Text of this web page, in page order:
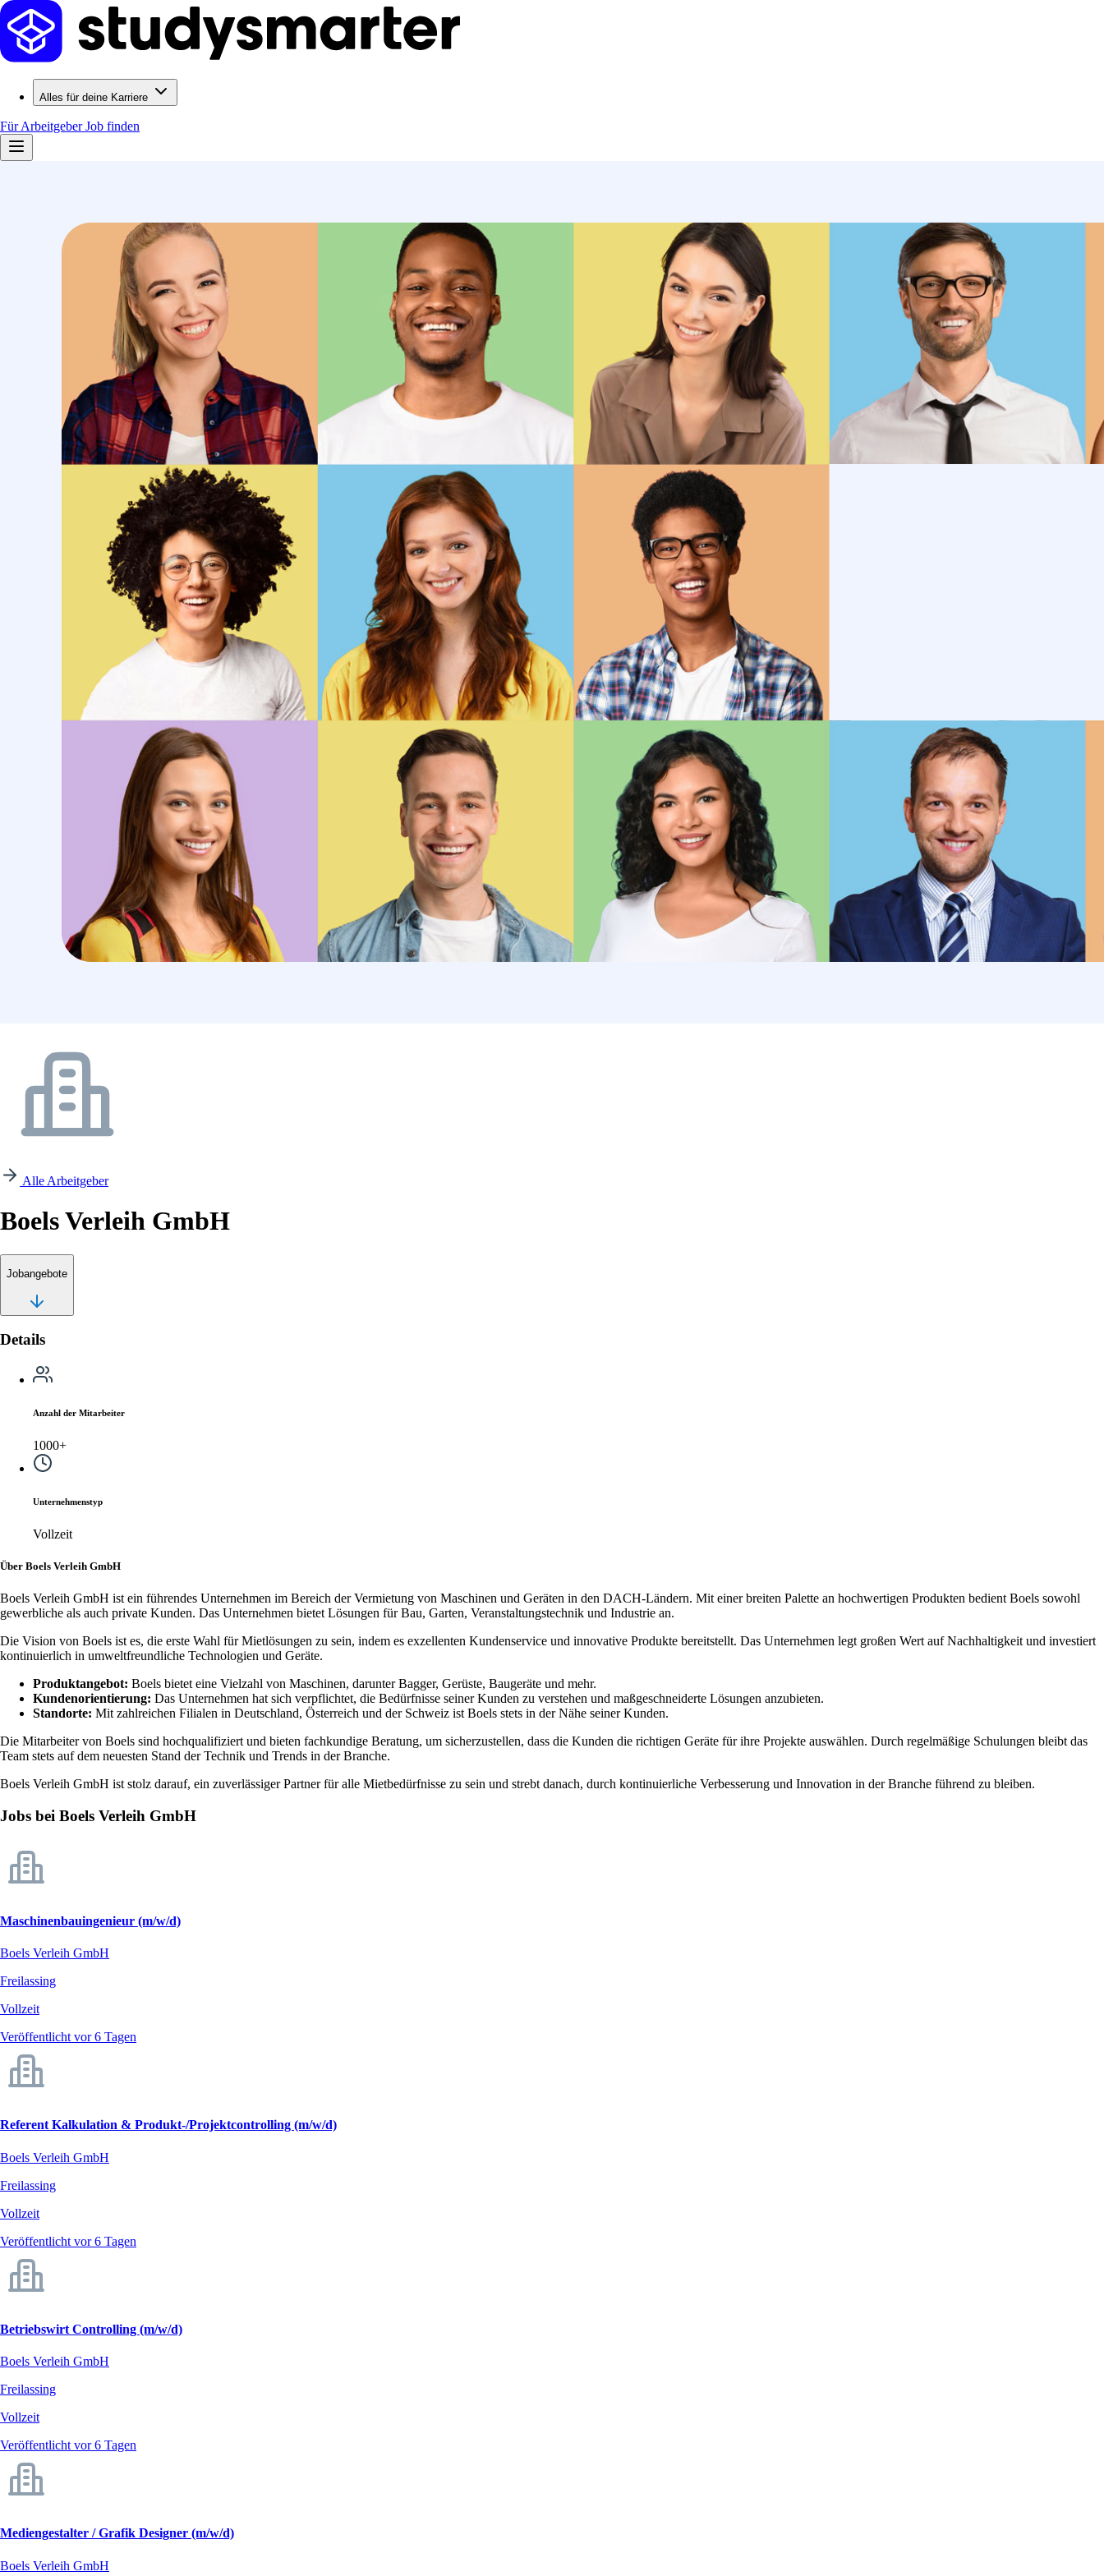
Alles für deine Karriere
Für ArbeitgeberJob finden
Alle Arbeitgeber
Boels Verleih GmbH
Jobangebote
Details
Anzahl der Mitarbeiter
1000+
Unternehmenstyp
Vollzeit
Über Boels Verleih GmbH
Boels Verleih GmbH ist ein führendes Unternehmen im Bereich der Vermietung von Maschinen und Geräten in den DACH-Ländern. Mit einer breiten Palette an hochwertigen Produkten bedient Boels sowohl
gewerbliche als auch private Kunden. Das Unternehmen bietet Lösungen für Bau, Garten, Veranstaltungstechnik und Industrie an.
Die Vision von Boels ist es, die erste Wahl für Mietlösungen zu sein, indem es exzellenten Kundenservice und innovative Produkte bereitstellt. Das Unternehmen legt großen Wert auf Nachhaltigkeit und investiert
kontinuierlich in umweltfreundliche Technologien und Geräte.
Produktangebot: Boels bietet eine Vielzahl von Maschinen, darunter Bagger, Gerüste, Baugeräte und mehr.
Kundenorientierung: Das Unternehmen hat sich verpflichtet, die Bedürfnisse seiner Kunden zu verstehen und maßgeschneiderte Lösungen anzubieten.
Standorte: Mit zahlreichen Filialen in Deutschland, Österreich und der Schweiz ist Boels stets in der Nähe seiner Kunden.
Die Mitarbeiter von Boels sind hochqualifiziert und bieten fachkundige Beratung, um sicherzustellen, dass die Kunden die richtigen Geräte für ihre Projekte auswählen. Durch regelmäßige Schulungen bleibt das
Team stets auf dem neuesten Stand der Technik und Trends in der Branche.
Boels Verleih GmbH ist stolz darauf, ein zuverlässiger Partner für alle Mietbedürfnisse zu sein und strebt danach, durch kontinuierliche Verbesserung und Innovation in der Branche führend zu bleiben.
Jobs bei Boels Verleih GmbH
Maschinenbauingenieur (m/w/d)
Boels Verleih GmbH
Freilassing
Vollzeit
Veröffentlicht vor 6 Tagen
Referent Kalkulation & Produkt-/Projektcontrolling (m/w/d)
Boels Verleih GmbH
Freilassing
Vollzeit
Veröffentlicht vor 6 Tagen
Betriebswirt Controlling (m/w/d)
Boels Verleih GmbH
Freilassing
Vollzeit
Veröffentlicht vor 6 Tagen
Mediengestalter / Grafik Designer (m/w/d)
Boels Verleih GmbH